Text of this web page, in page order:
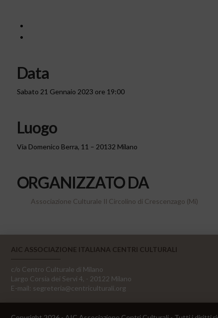
Data
Sabato 21 Gennaio 2023 ore 19:00
Luogo
Via Domenico Berra, 11 – 20132 Milano
ORGANIZZATO DA
Associazione Culturale Il Circolino di Crescenzago (Mi)
AIC ASSOCIAZIONE ITALIANA CENTRI CULTURALI
c/o Centro Culturale di Milano
Largo Corsia dei Servi 4, - 20122 Milano
E-mail: segreteria@centriculturali.org